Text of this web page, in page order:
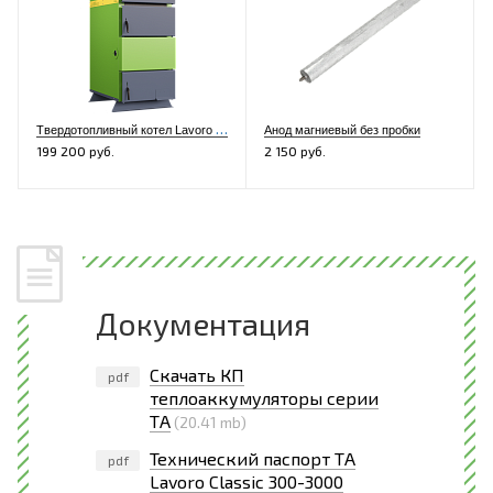
Т
вердотопливный котел Lavoro Eco L-52
199 200 руб.
Анод магниевый без пробки
2 150 руб.
Документация
pdf
Скачать КП
теплоаккумуляторы серии
ТА (20.41 mb)
pdf
Технический паспорт ТА
Lavoro Classic 300-3000